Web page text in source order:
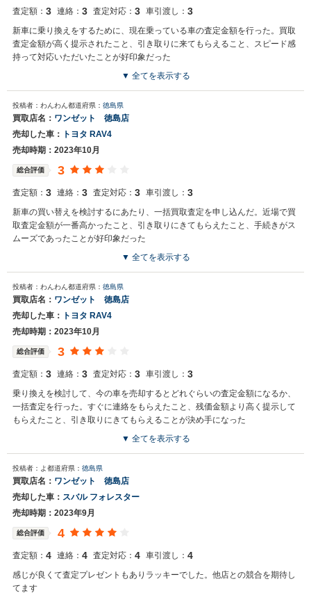
査定額： 3 連絡： 3 査定対応： 3 車引渡し： 3
新車に乗り換えをするために、現在乗っている車の査定金額を行った。買取
査定金額が高く提示されたこと、引き取りに来てもらえること、スピード感
持って対応いただいたことが好印象だった
▼ 全てを表示する
投稿者：わんわん都道府県： 徳島県
買取店名： ワンゼット 徳島店
売却した車：
トヨタ RAV4
売却時期：2023年10月
総合評価 3
査定額： 3 連絡： 3 査定対応： 3 車引渡し： 3
新車の買い替えを検討するにあたり、一括買取査定を申し込んだ。近場で買
取査定金額が一番高かったこと、引き取りにきてもらえたこと、手続きがス
ムーズであったことが好印象だった
▼ 全てを表示する
投稿者：わんわん都道府県： 徳島県
買取店名： ワンゼット 徳島店
売却した車：
トヨタ RAV4
売却時期：2023年10月
総合評価 3
査定額： 3 連絡： 3 査定対応： 3 車引渡し： 3
乗り換えを検討して、今の車を売却するとどれぐらいの査定金額になるか、
一括査定を行った。すぐに連絡をもらえたこと、残価金額より高く提示して
もらえたこと、引き取りにきてもらえることが決め手になった
▼ 全てを表示する
投稿者：よ都道府県： 徳島県
買取店名： ワンゼット 徳島店
売却した車： スバル フォレスター
売却時期：2023年9月
総合評価 4
査定額： 4 連絡： 4 査定対応： 4 車引渡し： 4
感じが良くて査定プレゼントもありラッキーでした。他店との競合を期待し
てます